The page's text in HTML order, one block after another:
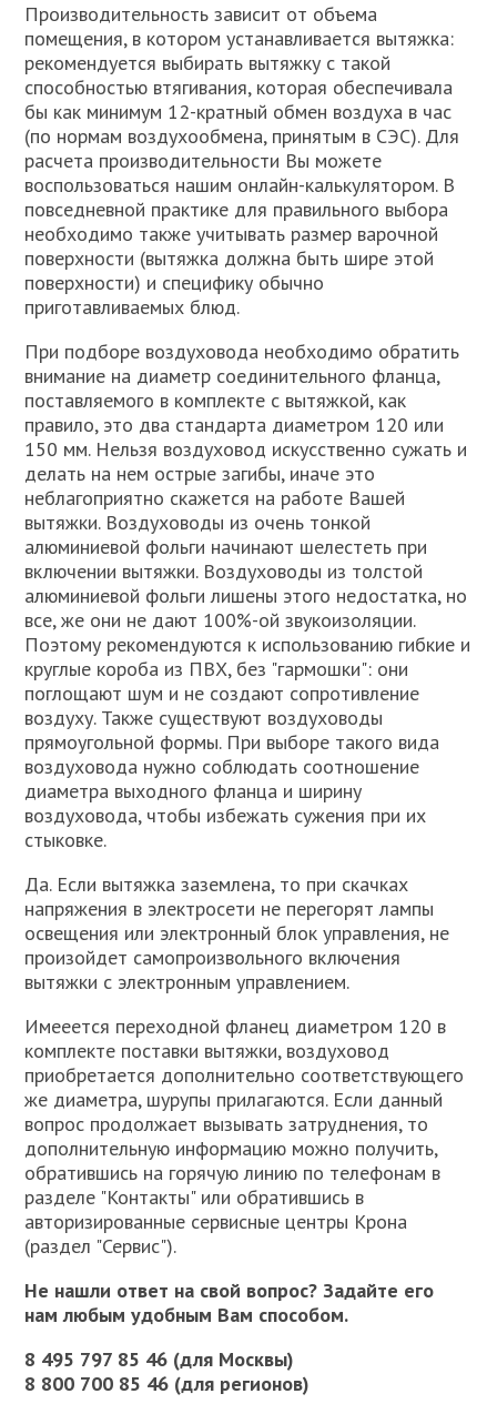
Производительность зависит от объема
помещения, в котором устанавливается вытяжка:
рекомендуется выбирать вытяжку с такой
способностью втягивания, которая обеспечивала
бы как минимум 12-кратный обмен воздуха в час
(по нормам воздухообмена, принятым в СЭС). Для
расчета производительности Вы можете
воспользоваться нашим онлайн-калькулятором. В
повседневной практике для правильного выбора
необходимо также учитывать размер варочной
поверхности (вытяжка должна быть шире этой
поверхности) и специфику обычно
приготавливаемых блюд.
При подборе воздуховода необходимо обратить
внимание на диаметр соединительного фланца,
поставляемого в комплекте с вытяжкой, как
правило, это два стандарта диаметром 120 или
150 мм. Нельзя воздуховод искусственно сужать и
делать на нем острые загибы, иначе это
неблагоприятно скажется на работе Вашей
вытяжки. Воздуховоды из очень тонкой
алюминиевой фольги начинают шелестеть при
включении вытяжки. Воздуховоды из толстой
алюминиевой фольги лишены этого недостатка, но
все, же они не дают 100%-ой звукоизоляции.
Поэтому рекомендуются к использованию гибкие и
круглые короба из ПВХ, без "гармошки": они
поглощают шум и не создают сопротивление
воздуху. Также существуют воздуховоды
прямоугольной формы. При выборе такого вида
воздуховода нужно соблюдать соотношение
диаметра выходного фланца и ширину
воздуховода, чтобы избежать сужения при их
стыковке.
Да. Если вытяжка заземлена, то при скачках
напряжения в электросети не перегорят лампы
освещения или электронный блок управления, не
произойдет самопроизвольного включения
вытяжки с электронным управлением.
Имееется переходной фланец диаметром 120 в
комплекте поставки вытяжки, воздуховод
приобретается дополнительно соответствующего
же диаметра, шурупы прилагаются. Если данный
вопрос продолжает вызывать затруднения, то
дополнительную информацию можно получить,
обратившись на горячую линию по телефонам в
разделе "Контакты" или обратившись в
авторизированные сервисные центры Крона
(раздел "Сервис").
Не нашли ответ на свой вопрос? Задайте его
нам любым удобным Вам способом.
8 495 797 85 46 (для Москвы)
8 800 700 85 46 (для регионов)